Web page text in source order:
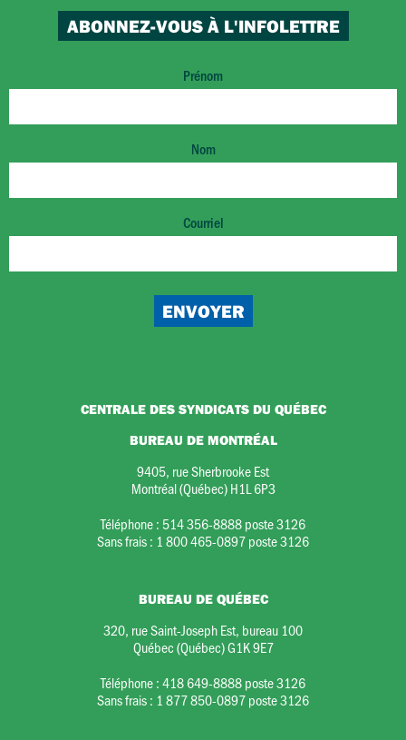
ABONNEZ-VOUS À L'INFOLETTRE
Prénom
Nom
Courriel
CENTRALE DES SYNDICATS DU QUÉBEC
BUREAU DE MONTRÉAL
9405, rue Sherbrooke Est
Montréal (Québec) H1L 6P3
Téléphone : 514 356-8888 poste 3126
Sans frais : 1 800 465-0897 poste 3126
BUREAU DE QUÉBEC
320, rue Saint-Joseph Est, bureau 100
Québec (Québec) G1K 9E7
Téléphone :418 649-8888 poste 3126
Sans frais : 1 877 850-0897 poste 3126